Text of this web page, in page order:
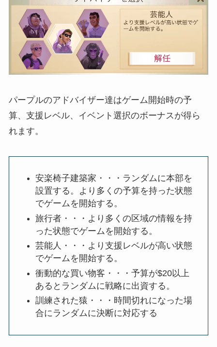
パープルのアドバイザー達はゲーム開始時の予
算、支援レベル、イベント選択のボーナスが得ら
れます。
安楽椅子建築家・・・ランダムに本部を
設置する。より多くの予算を持った状態
でゲームを開始する。
旅行者・・・より多くの区域の情報を持
った状態でゲームを開始する。
芸能人・・・より支援レベルが高い状態
でゲームを開始する。
衝動的な買い物客・・・予算が$20以上
あるとランダムに戦略に出資する。
訓練された猿・・・時間切れになった場
合にランダムに決断に対応する